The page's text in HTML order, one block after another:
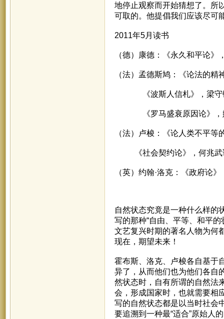
地停止观察而开始猜想了。所
可取的。他提倡我们应该尽可
2011年5月读书
（德）康德：《永久和平论》
（法）孟德斯鸠：《论法的精
《波斯人信札》，梁守
《罗马盛衰原因论》，
（法）卢梭：《论人类不平等
《社会契约论》，何兆武
（英）约翰·洛克：《政府论
自然状态究竟是一种什么样的
写的那种“自由、平等、和平
文艺复兴时期的著名人物为何
现在，期望未来！
霍布斯、洛克、卢梭各自基于
异了，从而他们也为他们各自
然状态时，自有所谓的自然法
会，形成国家时，也就需要相
写的自然状态都是以当时社会
要追溯到一种最“适合”原始